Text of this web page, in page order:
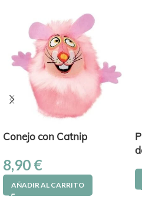
Conejo con Catnip
8,90 €
AÑADIR AL CARRITO